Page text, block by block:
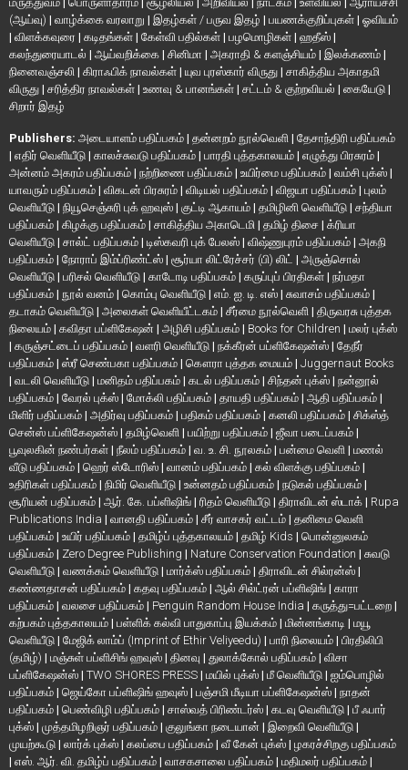
(ஆய்வு) | வாழ்க்கை வரலாறு | இதழ்கள் / பருவ இதழ் | பயணக்குறிப்புகள் | ஓவியம்
| விளக்கவுரை | கடிதங்கள் | கேள்வி பதில்கள் | பழமொழிகள் | ஹதீஸ் |
கலந்துரையாடல் | ஆய்வறிக்கை | சினிமா | அகராதி & களஞ்சியம் | இலக்கணம் |
நினைவஞ்சலி | கிராஃபிக் நாவல்கள் | யுவ புரஸ்கார் விருது | சாகித்திய அகாதமி
விருது | சரித்திர நாவல்கள் | உணவு & பானங்கள் | சட்டம் & குற்றவியல் | கையேடு |
சிறார் இதழ்
Publishers: அடையாளம் பதிப்பகம் | தன்னறம் நூல்வெளி | தேசாந்திரி பதிப்பகம்
| எதிர் வெளியீடு | காலச்சுவடு பதிப்பகம் | பாரதி புத்தகாலயம் | எழுத்து பிரசுரம் |
அன்னம் அகரம் பதிப்பகம் | நற்றிணை பதிப்பகம் | உயிர்மை பதிப்பகம் | வம்சி புக்ஸ் |
யாவரும் பதிப்பகம் | விகடன் பிரசுரம் | விடியல் பதிப்பகம் | விஜயா பதிப்பகம் | புலம்
வெளியீடு | நியூசெஞ்சுரி புக் ஹவுஸ் | குட்டி ஆகாயம் | தமிழினி வெளியீடு | சந்தியா
பதிப்பகம் | கிழக்கு பதிப்பகம் | சாகித்திய அகாடெமி | தமிழ் திசை | க்ரியா
வெளியீடு | சால்ட் பதிப்பகம் | டிஸ்கவரி புக் பேலஸ் | விஷ்ணுபுரம் பதிப்பகம் | அகநி
பதிப்பகம் | நோராப் இம்ப்ரிண்ட்ஸ் | சூர்யா லிட்ரேச்சர் (பி) லிட் | அருஞ்சொல்
வெளியீடு | பரிசல் வெளியீடு | காடோடி பதிப்பகம் | கருப்புப் பிரதிகள் | நர்மதா
பதிப்பகம் | நூல் வனம் | கொம்பு வெளியீடு | எம். ஐ. டி. எஸ் | சுவாசம் பதிப்பகம் |
தடாகம் வெளியீடு | அலைகள் வெளியீட்டகம் | சீர்மை நூல்வெளி | திருவரசு புத்தக
நிலையம் | கவிதா பப்ளிகேஷன் | அழிசி பதிப்பகம் | Books for Children | மலர் புக்ஸ்
| கருஞ்சட்டைப் பதிப்பகம் | வளரி வெளியீடு | நக்கீரன் பப்ளிகேஷன்ஸ் | தேநீர்
பதிப்பகம் | ஸ்ரீ செண்பகா பதிப்பகம் | கௌரா புத்தக மையம் | Juggernaut Books
| வடலி வெளியீடு | மனிதம் பதிப்பகம் | கடல் பதிப்பகம் | சிந்தன் புக்ஸ் | நன்னூல்
பதிப்பகம் | வேரல் புக்ஸ் | மோக்லி பதிப்பகம் | தாயதி பதிப்பகம் | ஆதி பதிப்பகம் |
மிளிர் பதிப்பகம் | அதிர்வு பதிப்பகம் | பதிகம் பதிப்பகம் | கனலி பதிப்பகம் | சிக்ஸ்த்
சென்ஸ் பப்ளிகேஷன்ஸ் | தமிழ்வெளி | பயிற்று பதிப்பகம் | ஜீவா படைப்பகம் |
பூவுலகின் நண்பர்கள் | நீலம் பதிப்பகம் | வ. உ. சி. நூலகம் | பன்மை வெளி | மணல்
வீடு பதிப்பகம் | ஹெர் ஸ்டோரிஸ் | வானம் பதிப்பகம் | கல் விளக்கு பதிப்பகம் |
உதிரிகள் பதிப்பகம் | நிமிர் வெளியீடு | உன்னதம் பதிப்பகம் | நடுகல் பதிப்பகம் |
சூரியன் பதிப்பகம் | ஆர். கே. பப்ளிஷிங் | ரிதம் வெளியீடு | திராவிடன் ஸ்டாக் | Rupa
Publications India | வானதி பதிப்பகம் | சீர் வாசகர் வட்டம் | தனிமை வெளி
பதிப்பகம் | உயிர் பதிப்பகம் | தமிழ்ப் புத்தகாலயம் | தமிழ் Kids | பொன்னுலகம்
பதிப்பகம் | Zero Degree Publishing | Nature Conservation Foundation | சுவடு
வெளியீடு | வணக்கம் வெளியீடு | மார்க்ஸ் பதிப்பகம் | திராவிடன் சில்ரன்ஸ் |
கண்ணதாசன் பதிப்பகம் | கதவு பதிப்பகம் | ஆல் சில்ட்ரன் பப்ளிஷிங் | காரா
பதிப்பகம் | வலசை பதிப்பகம் | Penguin Random House India | கருத்து=பட்டறை |
கற்பகம் புத்தகாலயம் | பள்ளிக் கல்வி பாதுகாப்பு இயக்கம் | மின்னங்காடி | மயூ
வெளியீடு | மேஜிக் லாம்ப் (Imprint of Ethir Veliyeedu) | பாரி நிலையம் | பிரதிலிபி
(தமிழ்) | மஞ்சுள் பப்ளிசிங் ஹவுஸ் | தினவு | துலாக்கோல் பதிப்பகம் | விசா
பப்ளிகேஷன்ஸ் | TWO SHORES PRESS | மயில் புக்ஸ் | மீ வெளியீடு | ஐம்பொழில்
பதிப்பகம் | ஜெய்கோ பப்ளிஷிங் ஹவுஸ் | பஞ்சமி மீடியா பப்ளிகேஷன்ஸ் | நாதன்
பதிப்பகம் | பெண்விழி பதிப்பகம் | சாஸ்வத் பிரிண்டர்ஸ் | கடவு வெளியீடு | பீ ஃபார்
புக்ஸ் | முத்தமிழறிஞர் பதிப்பகம் | குலுங்கா நடையான் | இறைவி வெளியீடு |
முயற்கூடு | லார்க் புக்ஸ் | கலப்பை பதிப்பகம் | வீ கேன் புக்ஸ் | ழகரச்சிறகு பதிப்பகம்
| எஸ். ஆர். வி. தமிழ்ப் பதிப்பகம் | வாசகசாலை பதிப்பகம் | மதிமலர் பதிப்பகம் |